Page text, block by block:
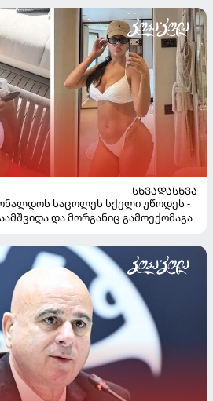
ᲡᲮᲕᲐᲓᲐᲡᲮᲕᲐ
საცოლეს სქელი უწოდეს -
და მორგანიც გამოექომაგა